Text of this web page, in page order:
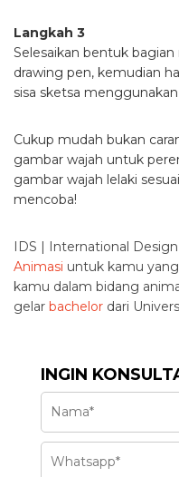
Langkah 3
Selesaikan bentuk
drawing pen, kemudian
sisa sketsa
Cukup mudah bukan
gambar wajah untuk
gambar wajah lelaki
mencoba!
IDS | International
Animasi untuk kamu
kamu dalam bidang
gelar bachelor dari
INGIN